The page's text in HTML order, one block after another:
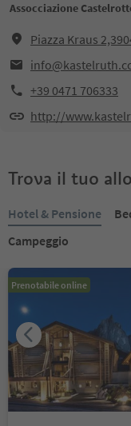
Assocciazione
Piazza Kraus
+39 0471 706333
http://
Trova il tuo
Hotel & Pensione
Campeggio
Prenotabile online